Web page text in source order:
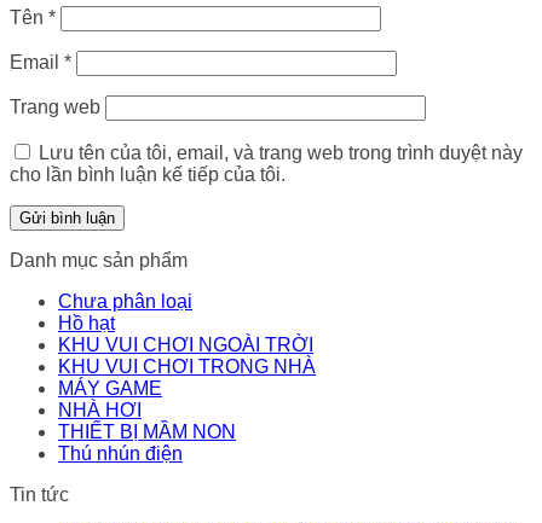
Tên *
Email *
Trang web
Lưu tên của tôi, email, và trang web trong trình duyệt này
cho lần bình luận kế tiếp của tôi.
Danh mục sản phẩm
Chưa phân loại
Hồ hạt
KHU VUI CHƠI NGOÀI TRỜI
KHU VUI CHƠI TRONG NHÀ
MÁY GAME
NHÀ HƠI
THIẾT BỊ MẦM NON
Thú nhún điện
Tin tức